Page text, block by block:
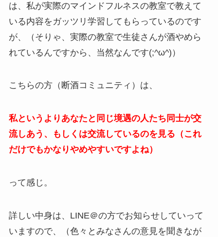
は、私が実際のマインドフルネスの教室で教えて
いる内容をガッツリ学習してもらっているのです
が、（そりゃ、実際の教室で生徒さんが酒やめら
れているんですから、当然なんです(;^ω^)）
こちらの方（断酒コミュニティ）は、
私というよりあなたと同じ境遇の人たち同士が交
流しあう、もしくは交流しているのを見る（これ
だけでもかなりやめやすいですよね）
って感じ。
詳しい中身は、LINE＠の方でお知らせしていって
いますので、（色々とみなさんの意見を聞きなが